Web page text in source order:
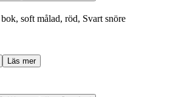
soft målad, röd, Svart snöre
Läs mer